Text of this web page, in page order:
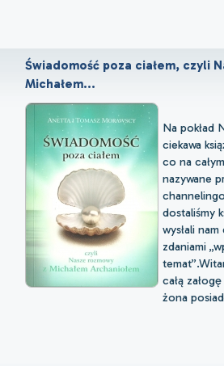
Świadomość poza ciałem, czyli
Michałem...
Na pokład
ciekawa
co na
nazywane
dostaliśmy
wysłali
zdaniami
całą
żona